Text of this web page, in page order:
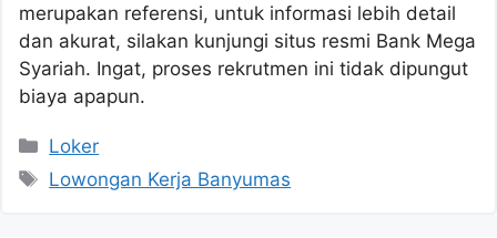
merupakan referensi, untuk informasi lebih detail
dan akurat, silakan kunjungi situs resmi Bank Mega
Syariah. Ingat, proses rekrutmen ini tidak dipungut
biaya apapun.
Kategori
Loker
Tag
Lowongan Kerja Banyumas